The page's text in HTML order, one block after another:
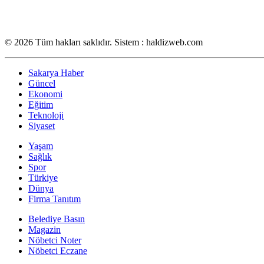
© 2026 Tüm hakları saklıdır. Sistem : haldizweb.com
Sakarya Haber
Güncel
Ekonomi
Eğitim
Teknoloji
Siyaset
Yaşam
Sağlık
Spor
Türkiye
Dünya
Firma Tanıtım
Belediye Basın
Magazin
Nöbetci Noter
Nöbetci Eczane